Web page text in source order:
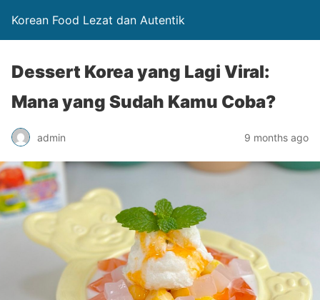
Korean Food Lezat dan Autentik
Dessert Korea yang Lagi Viral:
Mana yang Sudah Kamu Coba?
admin 9 months ago